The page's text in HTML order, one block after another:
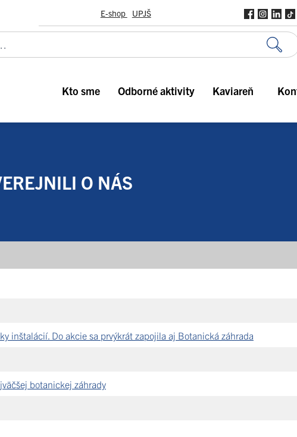
E-shop UPJŠ
Kto sme Odborné aktivity Kaviareň
O NÁS
inštalácií. Do akcie sa prvýkrát zapojila aj Botanická záhrada
botanickej záhrady